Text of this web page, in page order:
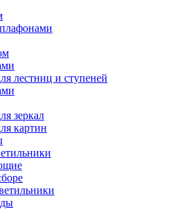
лестниц и ступеней
зеркал
картин